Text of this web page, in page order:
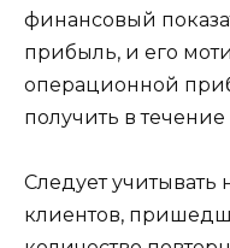
финансовый
прибыль, и его
операционной
получить в
Следует учитывать
клиентов,